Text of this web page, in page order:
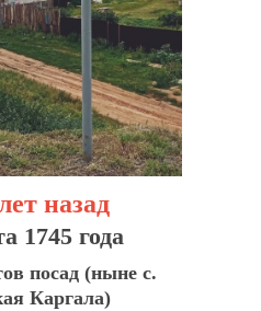
назад
1745 года
посад (ныне с.
Каргала)